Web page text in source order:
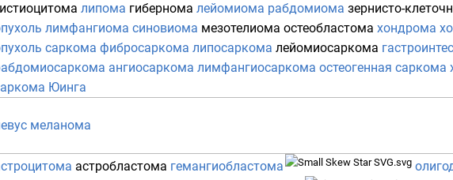
липома гибернома лейомиома рабдомиома зернисто-
лимфангиома синовиома мезотелиома остеобластома хондрома
саркома фибросаркома липосаркома лейомиосаркома
ангиосаркома лимфангиосаркома остеогенная саркома
Юинга
меланома
астробластома гемангиобластома